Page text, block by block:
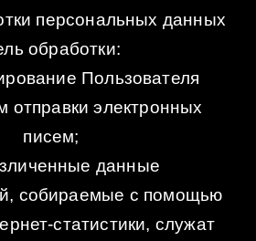
персональных данных
обработки:
Пользователя
отправки электронных
писем;
данные
собираемые с помощью
статистики, служат